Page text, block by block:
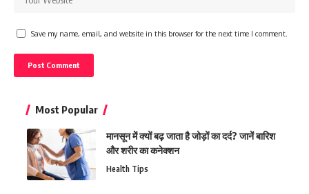
Save my name, email, and website in this browser for the next time I comment.
Most Popular
मानसून में क्यों बढ़ जाता है जोड़ों का दर्द? जानें बारिश
और शरीर का कनेक्शन
Health Tips